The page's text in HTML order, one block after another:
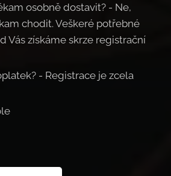
osobně dostavit? - Ne,
chodit. Veškeré potřebné
Vás získáme skrze registrační
- Registrace je zcela